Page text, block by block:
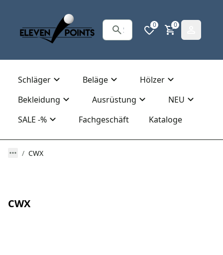
0 0
Schläger Beläge
Hölzer
Bekleidung
Ausrüstung
NEU
SALE -%
Fachgeschäft Kataloge
CWX
CWX